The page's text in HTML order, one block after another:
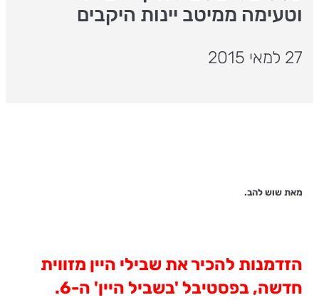
וטעימה ממיטב יינות היקבים
27 למאי 2015
מאת שוש להב.
הזדמנות להכיר את שבילי היין מזווית
חדשה, בפסטיבל 'בשביל היין' ה-6.